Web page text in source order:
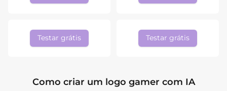
Testar grátis Testar grátis
Como criar um logo gamer com IA